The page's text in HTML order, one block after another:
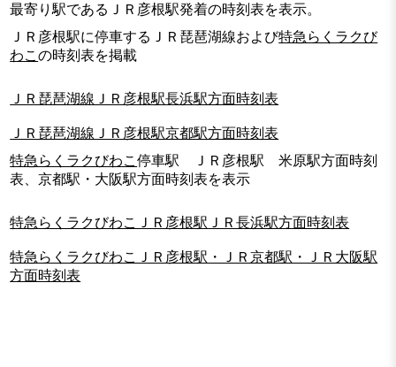
最寄り駅であるＪＲ彦根駅発着の時刻表を表示。
ＪＲ彦根駅に停車するＪＲ琵琶湖線および特急らくラクび
わこの時刻表を掲載
ＪＲ琵琶湖線ＪＲ彦根駅長浜駅方面時刻表
ＪＲ琵琶湖線ＪＲ彦根駅京都駅方面時刻表
特急らくラクびわこ停車駅 ＪＲ彦根駅 米原駅方面時刻
表、京都駅・大阪駅方面時刻表を表示
特急らくラクびわこＪＲ彦根駅ＪＲ長浜駅方面時刻表
特急らくラクびわこＪＲ彦根駅・ＪＲ京都駅・ＪＲ大阪駅
方面時刻表